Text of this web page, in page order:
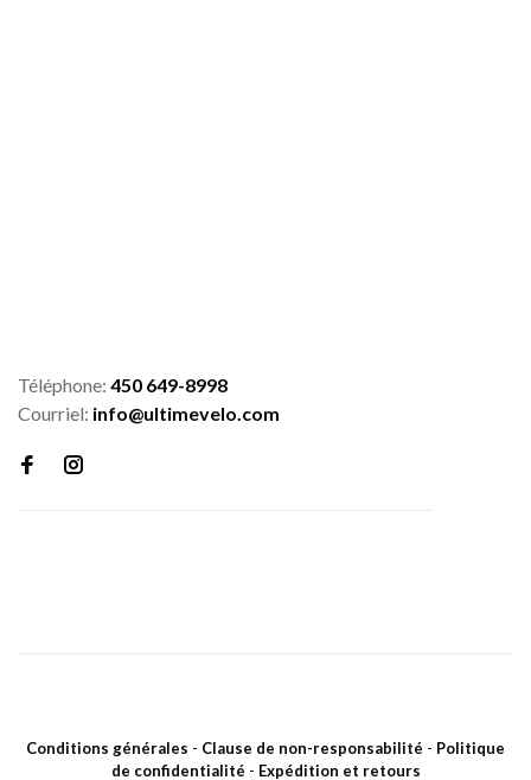
Téléphone: 450 649-8998
Courriel: info@ultimevelo.com
Conditions générales - Clause de non-responsabilité - Politique
de confidentialité - Expédition et retours